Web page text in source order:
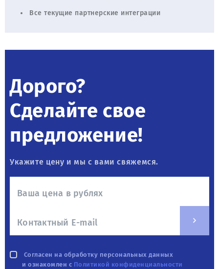
Все текущие партнерские интеграции
Дорого?
Сделайте свое
предложение!
Укажите цену и мы с вами свяжемся.
Согласен на обработку персональных данных
и ознакомлен с Политикой конфиденциальности